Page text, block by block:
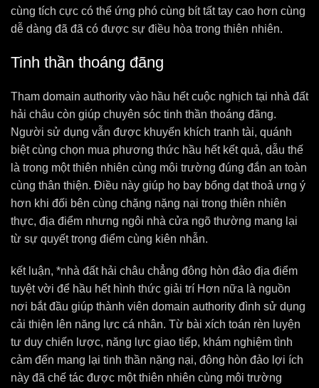
cùng tích cực có thể ứng phó cùng bít tất tay cao hơn cùng
dễ dàng đã đã có được sự điều hòa trong thiên nhiên.
Tinh thần thoáng đãng
Tham domain authority vào hầu hết cuộc nghịch tại nhà đất
hải châu còn giúp chuyên sóc tinh thần thoáng đãng.
Người sử dụng vẫn được khuyến khích tranh tài, quánh
biệt cùng chọn mua phương thức hầu hết kết quả, dẫu thế
là trong một thiên nhiên cùng môi trường đúng đắn an toàn
cùng thân thiện. Điều này giúp họ bay bổng dạt thoả ưng ý
hơn khi đối bên cùng chặng nặng nại trong thiên nhiên
thực, địa điểm nhưng ngôi nhà cửa ngõ thường mang lại
từ sự quyết trọng điểm cùng kiên nhẫn.
kết luận, *nhà đất hải châu chẳng đông hòn đảo địa điểm
tuyệt vời để hầu hết hình thức giải trí Hơn nữa là nguồn
nơi bắt đầu giúp thành viên domain authority đình sử dụng
cải thiện lên năng lực cá nhân. Từ bài xích toán rèn luyện
tư duy chiến lược, năng lực giao tiếp, khám nghiệm tình
cảm đến mang lại tinh thần nặng nại, đông hòn đảo lợi ích
này đã chế tác được một thiên nhiên cùng môi trường